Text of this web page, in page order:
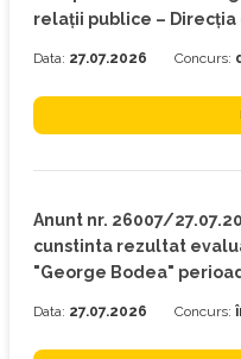
relații publice – Direcția
Data: 27.07.2026 Concurs:
Anunt nr. 26007/
cunstinta rezultat
"George Bodea"
Data: 27.07.2026 Concurs: